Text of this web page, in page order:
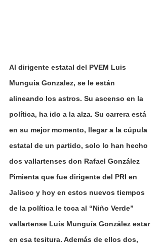
Al dirigente estatal del PVEM Luis
Munguia Gonzalez, se le están
alineando los astros. Su ascenso en la
política, ha ido a la alza. Su carrera está
en su mejor momento, llegar a la cúpula
estatal de un partido, solo lo han hecho
dos vallartenses don Rafael González
Pimienta que fue dirigente del PRI en
Jalisco y hoy en estos nuevos tiempos
de la política le toca al “Niño Verde”
vallartense Luis Munguía González estar
en esa tesitura. Además de ellos dos,